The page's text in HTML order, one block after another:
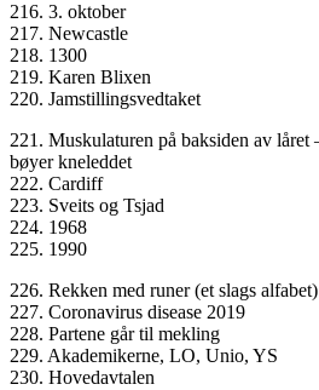
216. 3. oktober
217. Newcastle
218. 1300
219. Karen Blixen
220. Jamstillingsvedtaket
221. Muskulaturen på baksiden av låret
bøyer kneleddet
222. Cardiff
223. Sveits og Tsjad
224. 1968
225. 1990
226. Rekken med runer (et slags alfabet)
227. Coronavirus disease 2019
228. Partene går til mekling
229. Akademikerne, LO, Unio, YS
230. Hovedavtalen